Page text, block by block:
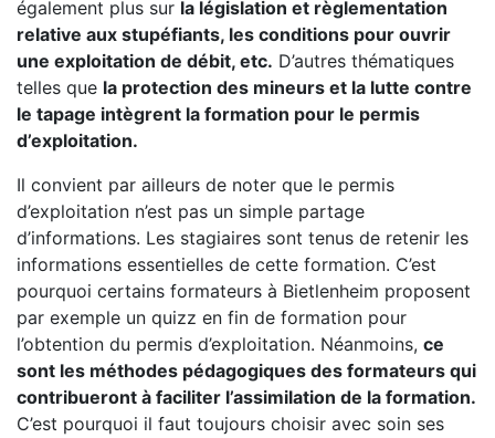
également plus sur la législation et règlementation
relative aux stupéfiants, les conditions pour ouvrir
une exploitation de débit, etc. D’autres thématiques
telles que la protection des mineurs et la lutte contre
le tapage intègrent la formation pour le permis
d’exploitation.
Il convient par ailleurs de noter que le permis
d’exploitation n’est pas un simple partage
d’informations. Les stagiaires sont tenus de retenir les
informations essentielles de cette formation. C’est
pourquoi certains formateurs à Bietlenheim proposent
par exemple un quizz en fin de formation pour
l’obtention du permis d’exploitation. Néanmoins, ce
sont les méthodes pédagogiques des formateurs qui
contribueront à faciliter l’assimilation de la formation.
C’est pourquoi il faut toujours choisir avec soin ses